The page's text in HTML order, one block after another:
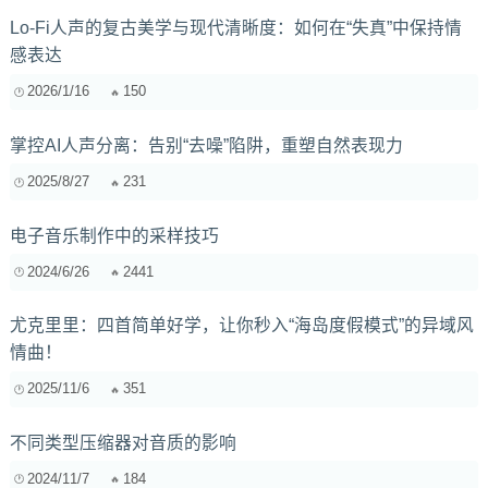
Lo-Fi人声的复古美学与现代清晰度：如何在“失真”中保持情
感表达
2026/1/16 150
掌控AI人声分离：告别“去噪”陷阱，重塑自然表现力
2025/8/27 231
电子音乐制作中的采样技巧
2024/6/26 2441
尤克里里：四首简单好学，让你秒入“海岛度假模式”的异域风
情曲！
2025/11/6 351
不同类型压缩器对音质的影响
2024/11/7 184